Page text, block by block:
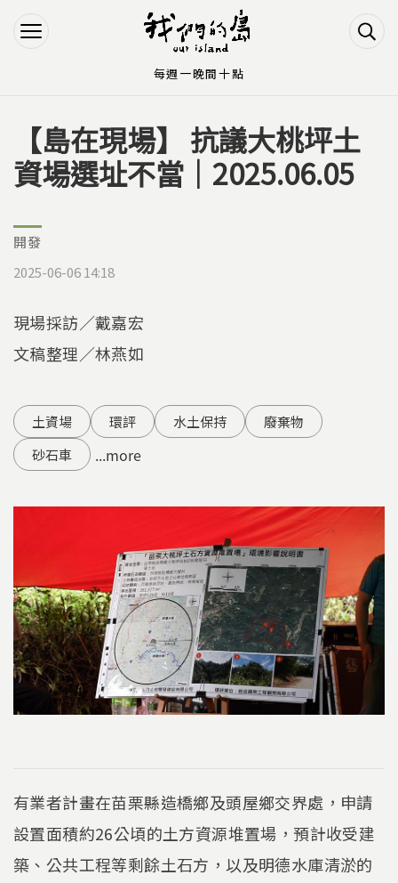
Jump to Navigation
Jump to Main content
您在這裡
【島在現場】 抗議大桃坪土
資場選址不當｜2025.06.05
開發
2025-06-06 14:18
現場採訪／戴嘉宏
文稿整理／林燕如
土資場 環評 水土保持
廢棄物
砂石車
...more
有業者計畫在苗栗縣造橋鄉及頭屋鄉交界處，申請
設置面積約26公頃的土方資源堆置場，預計收受建
築、公共工程等剩餘土石方，以及明德水庫清淤的
每週一晚間十點